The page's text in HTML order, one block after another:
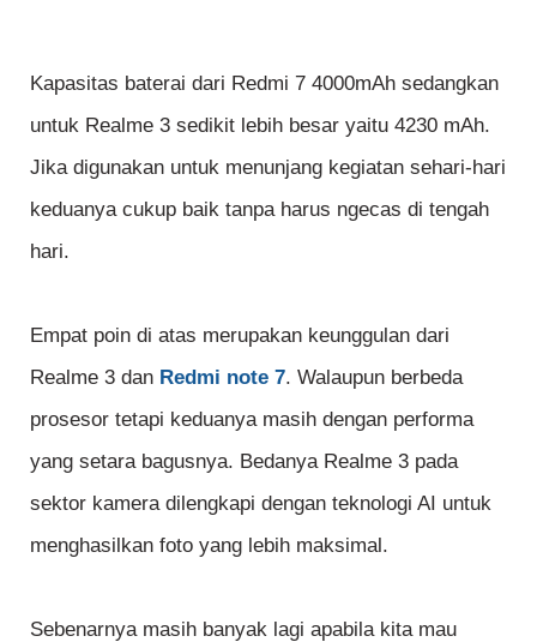
Kapasitas baterai dari Redmi 7 4000mAh sedangkan
untuk Realme 3 sedikit lebih besar yaitu 4230 mAh.
Jika digunakan untuk menunjang kegiatan sehari-hari
keduanya cukup baik tanpa harus ngecas di tengah
hari.
Empat poin di atas merupakan keunggulan dari
Realme 3 dan Redmi note 7. Walaupun berbeda
prosesor tetapi keduanya masih dengan performa
yang setara bagusnya. Bedanya Realme 3 pada
sektor kamera dilengkapi dengan teknologi AI untuk
menghasilkan foto yang lebih maksimal.
Sebenarnya masih banyak lagi apabila kita mau